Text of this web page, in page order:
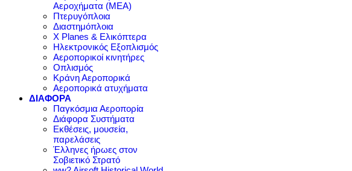
Αεροχήματα (ΜΕΑ)
Πτερυγόπλοια
Διαστημόπλοια
X Planes & Ελικόπτερα
Ηλεκτρονικός Εξοπλισμός
Αεροπορικοί κινητήρες
Οπλισμός
Κράνη Αεροπορικά
Αεροπορικά ατυχήματα
ΔΙΑΦΟΡΑ
Παγκόσμια Αεροπορία
Διάφορα Συστήματα
Εκθέσεις, μουσεία,
παρελάσεις
Έλληνες ήρωες στον
Σοβιετικό Στρατό